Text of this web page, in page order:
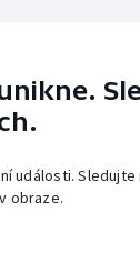
události. Sledujte
obraze.